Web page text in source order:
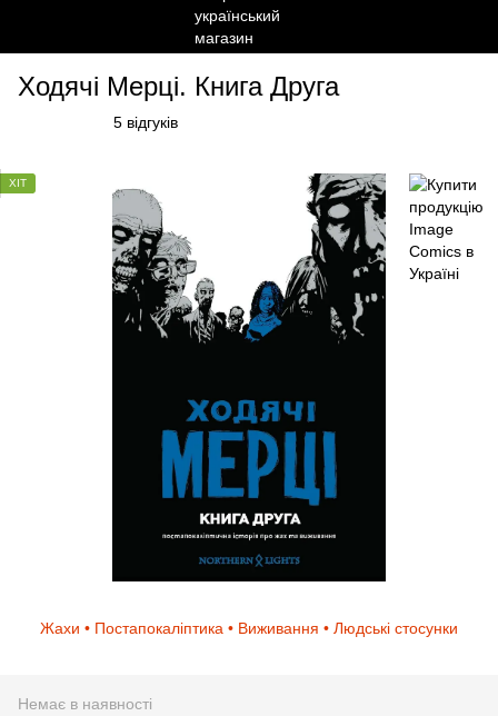
Ходячі Мерці. Книга Друга
5 відгуків
ХІТ
Жахи • Постапокаліптика • Виживання • Людські стосунки
Немає в наявності